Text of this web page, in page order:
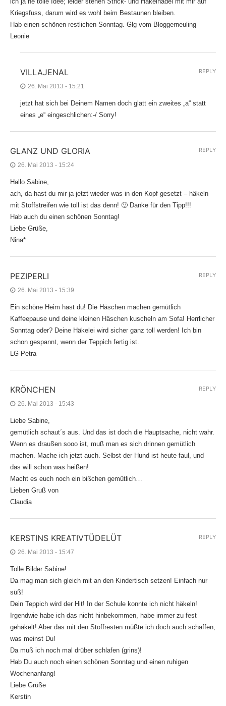
Kriegsfuss, darum wird es wohl beim Bestaunen bleiben.
Hab einen schönen restlichen Sonntag. Glg vom Bloggerneuling
Leonie
VILLAJENAL
26. Mai 2013 - 15:21
jetzt hat sich bei Deinem Namen doch glatt ein zweites „a“ statt
eines „e“ eingeschlichen:-/ Sorry!
REPLY
GLANZ UND GLORIA
26. Mai 2013 - 15:24
Hallo Sabine,
ach, da hast du mir ja jetzt wieder was in den Kopf gesetzt – häkeln
mit Stoffstreifen wie toll ist das denn! 🙂 Danke für den Tipp!!!
Hab auch du einen schönen Sonntag!
Liebe Grüße,
Nina*
REPLY
PEZIPERLI
26. Mai 2013 - 15:39
Ein schöne Heim hast du! Die Häschen machen gemütlich
Kaffeepause und deine kleinen Häschen kuscheln am Sofa! Herrlicher
Sonntag oder? Deine Häkelei wird sicher ganz toll werden! Ich bin
schon gespannt, wenn der Teppich fertig ist.
LG Petra
REPLY
KRÖNCHEN
26. Mai 2013 - 15:43
Liebe Sabine,
gemütlich schaut´s aus. Und das ist doch die Hauptsache, nicht wahr.
Wenn es draußen sooo ist, muß man es sich drinnen gemütlich
machen. Mache ich jetzt auch. Selbst der Hund ist heute faul, und
das will schon was heißen!
Macht es euch noch ein bißchen gemütlich…
Lieben Gruß von
Claudia
REPLY
KERSTINS KREATIVTÜDELÜT
26. Mai 2013 - 15:47
Tolle Bilder Sabine!
Da mag man sich gleich mit an den Kindertisch setzen! Einfach nur
süß!
Dein Teppich wird der Hit! In der Schule konnte ich nicht häkeln!
Irgendwie habe ich das nicht hinbekommen, habe immer zu fest
gehäkelt! Aber das mit den Stoffresten müßte ich doch auch schaffen,
was meinst Du!
Da muß ich noch mal drüber schlafen (grins)!
Hab Du auch noch einen schönen Sonntag und einen ruhigen
Wochenanfang!
Liebe Grüße
Kerstin
REPLY